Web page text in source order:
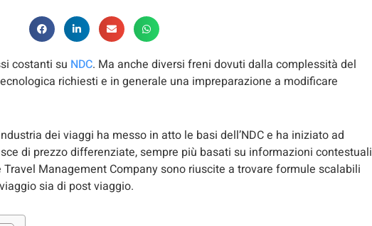
costanti su NDC. Ma anche diversi freni dovuti dalla complessità del
richiesti e in generale una impreparazione a modificare
dei viaggi ha messo in atto le basi dell’NDC e ha iniziato ad
di prezzo differenziate, sempre più basati su informazioni contestuali
Management Company sono riuscite a trovare formule scalabili
sia di post viaggio.